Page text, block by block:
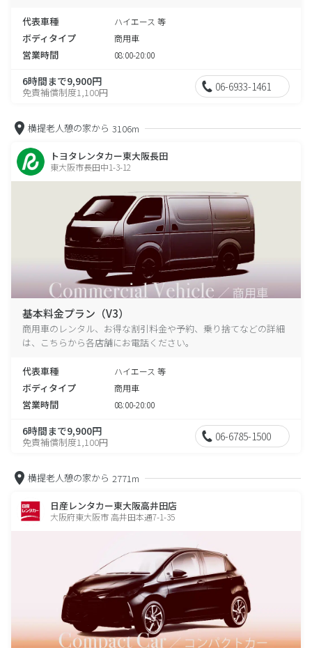
代表車種 ハイエース 等
ボディタイプ 商用車
営業時間 08:00-20:00
6時間まで9,900円
免責補償制度1,100円 06-6933-1461
横提老人憩の家から 3106m
トヨタレンタカー東大阪長田
東大阪市長田中1-3-12
基本料金プラン（V3）
商用車のレンタル、お得な割引料金や予約、乗り捨てなどの詳細
は、こちらから各店舗にお電話ください。
代表車種 ハイエース 等
ボディタイプ 商用車
営業時間 08:00-20:00
6時間まで9,900円
免責補償制度1,100円 06-6785-1500
横提老人憩の家から 2771m
日産レンタカー東大阪高井田店
大阪府東大阪市 高井田本通7-1-35